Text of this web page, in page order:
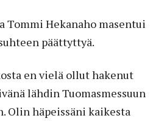
Tommi Hekanaho masentui
päättyttyä.
en vielä ollut hakenut
lähdin Tuomasmessuun
Olin häpeissäni kaikesta